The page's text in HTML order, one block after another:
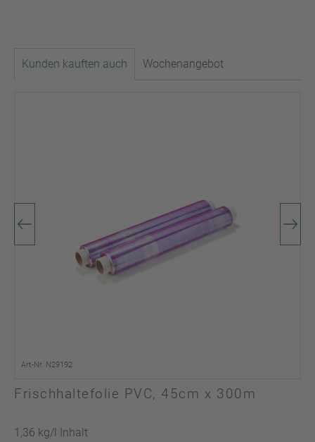
Kunden kauften auch Wochenangebot
Art-Nr. N29192
Frischhaltefolie PVC, 45cm x 300m
1,36 kg/l Inhalt